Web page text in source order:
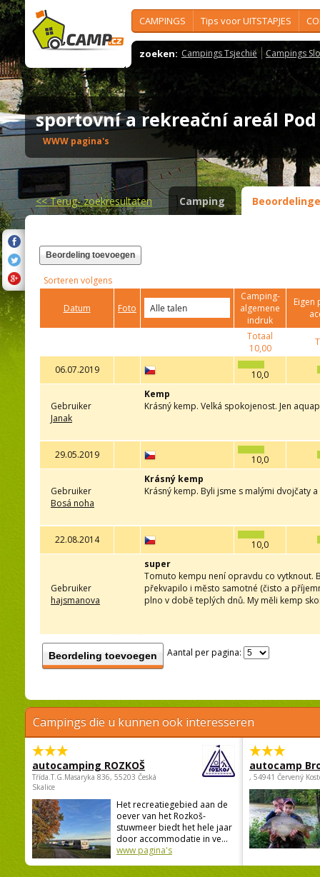
CAMPINGS Tips voor UITSTAPJES
zoeken: Campings Tsjechië Campings
sportovní a rekreační areál
WWW pagina's
<<Terug- zoekresultaten Camping
Beordeling toevoegen
Sorteren volgens
Datum Foto
Camping-
algemene
indruk
Eigen
Totaal
10,00
06.07.2019 10,0
Gebruiker
Janak
Kemp
Krásný kemp. Velká spokojenost. Jen
29.05.2019 10,0
Gebruiker
Bosá noha
Krásný kemp
Krásný kemp. Byli jsme s malými dvojčaty
22.08.2014 10,0
Gebruiker
hajsmanova
super
Tomuto kempu není opravdu co vytknout.
překvapilo i město samotné (čisto a
plno v době teplých dnů. My měli kemp
Beordeling toevoegen Aantal per pagina:
Campings die u kunnen ook interesseren
autocamping ROZKOŠ
Třída.T.G.Masaryka 836, 55203 Česká
Skalice
Het recreatiegebied aan de
oever van het Rozkoš-
stuwmeer biedt het hele jaar
door accommodatie in ve...
www pagina's
autocamp
, 54941 Červený